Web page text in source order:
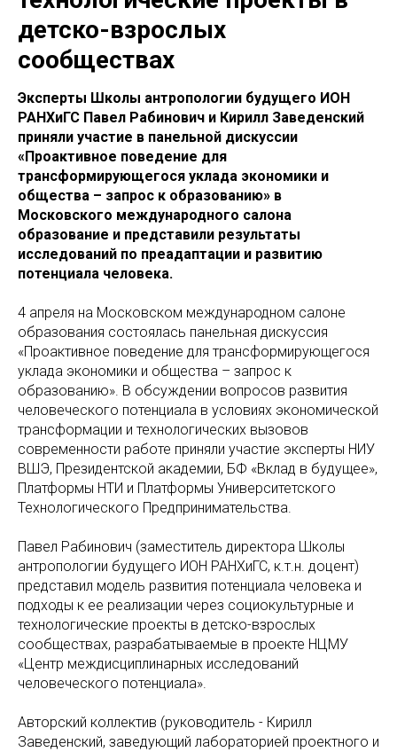
детско-взрослых
сообществах
Эксперты Школы антропологии будущего ИОН
РАНХиГС Павел Рабинович и Кирилл Заведенский
приняли участие в панельной дискуссии
«Проактивное поведение для
трансформирующегося уклада экономики и
общества – запрос к образованию» в
Московского международного салона
образование и представили результаты
исследований по преадаптации и развитию
потенциала человека.
4 апреля на Московском международном салоне
образования состоялась панельная дискуссия
«Проактивное поведение для трансформирующегося
уклада экономики и общества – запрос к
образованию». В обсуждении вопросов развития
человеческого потенциала в условиях экономической
трансформации и технологических вызовов
современности работе приняли участие эксперты НИУ
ВШЭ, Президентской академии, БФ «Вклад в будущее»,
Платформы НТИ и Платформы Университетского
Технологического Предпринимательства.
Павел Рабинович (заместитель директора Школы
антропологии будущего ИОН РАНХиГС, к.т.н. доцент)
представил модель развития потенциала человека и
подходы к ее реализации через социокультурные и
технологические проекты в детско-взрослых
сообществах, разрабатываемые в проекте НЦМУ
«Центр междисциплинарных исследований
человеческого потенциала».
Авторский коллектив (руководитель - Кирилл
Заведенский, заведующий лабораторией проектного и